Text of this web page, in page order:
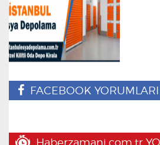
FACEBOOK YORUMLARI